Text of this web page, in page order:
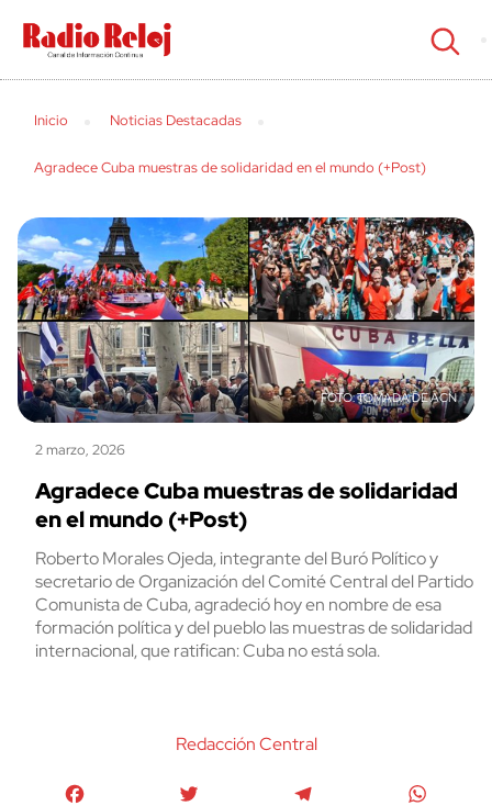
cerrar
Inicio Noticias Destacadas
Agradece Cuba muestras de solidaridad en el mundo (+Post)
TOMADA DE ACN
2 marzo, 2026
Agradece Cuba muestras de solidaridad
en el mundo (+Post)
Roberto Morales Ojeda, integrante del Buró Político y
secretario de Organización del Comité Central del Partido
Comunista de Cuba, agradeció hoy en nombre de esa
formación política y del pueblo las muestras de solidaridad
internacional, que ratifican: Cuba no está sola.
Redacción Central